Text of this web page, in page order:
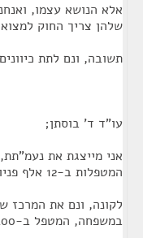
אלא הנושא עצמו,
שלהן צריך החוק למצוא
תשובה, ונם לתת
עו"ד ד' בוסתן;
אני מייצגת את
המטפלות ב-12 אלף פניות
לקונה, ונם את המרכז
במשפחה, המטפל ב-1.400 פניות